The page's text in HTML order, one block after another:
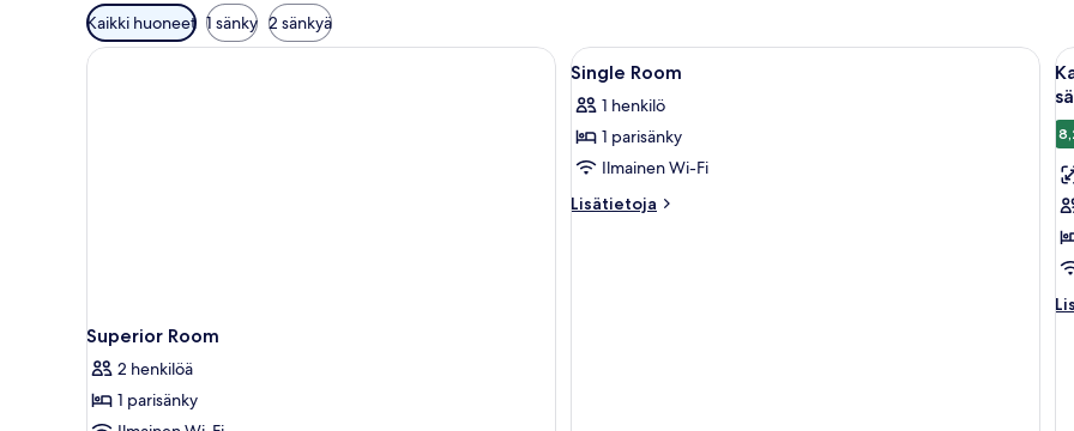
Huoneille
saatavilla
olevia
Kaikki huoneet 1 sänky 2 sänkyä
Superior Room
2 henkilöä
1 parisänky
Avaa
kaikki
huonetyypin
Single
Room
kuvat
Kylpyhuone | Ympäristöystävälliset
1
Single Room
1 henkilö
1 parisänky
Ilmainen Wi-Fi
Lisätietoja
Lisätietoja